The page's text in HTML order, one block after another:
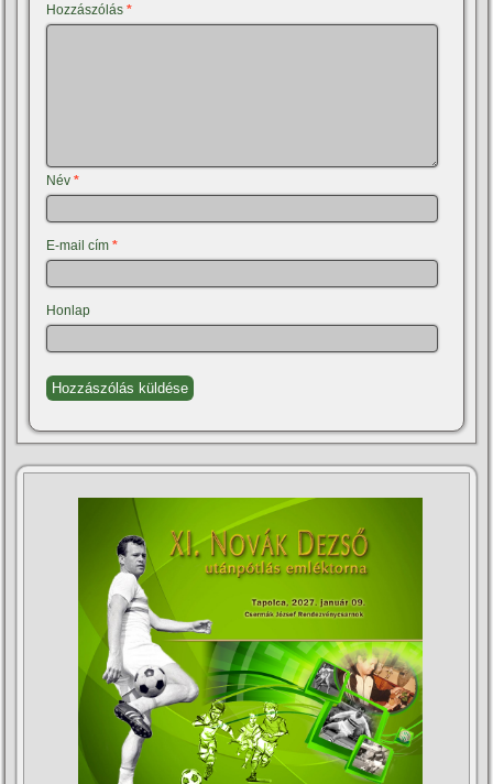
Hozzászólás*
Név*
E-mail cím*
Honlap